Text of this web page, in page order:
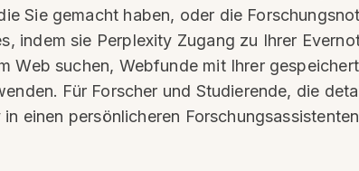
Sie gemacht haben, oder die
indem sie Perplexity Zugang zu Ihrer
Web suchen, Webfunde mit Ihrer
Für Forscher und Studierende, die
einen persönlicheren